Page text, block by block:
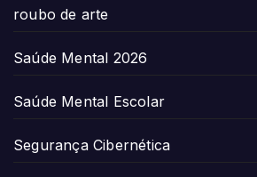
roubo de arte
Saúde Mental 2026
Saúde Mental Escolar
Segurança Cibernética